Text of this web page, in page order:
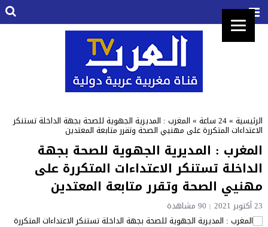
الرئيسية »24 ساعة »المغرب : المديرية الجهوية للصحة بجهة الداخلة تستنكر
الاعتداءات المتكررة على مهنيي الصحة وتقرر متابعة المعتدين
المغرب : المديرية الجهوية للصحة بجهة
الداخلة تستنكر الاعتداءات المتكررة على
مهنيي الصحة وتقرر متابعة المعتدين
23 أكتوبر 2021 90 مشاهدة